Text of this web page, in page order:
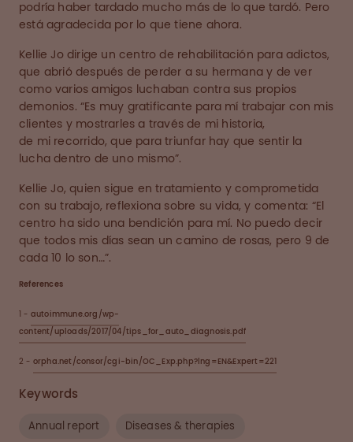
podría haber tardado mucho más de lo que tardó. Pero
está agradecida por lo que tiene ahora.
Kellie Jo dirige un centro de rehabilitación para adictos,
que abrió después de perder a su hermana y de ver
como varios amigos luchaban contra sus propios
demonios. “Es muy gratificante para mí trabajar con mis
clientes y mostrarles a través de mi historia,
de mi recorrido, que para triunfar hay que sentir la
lucha dentro de uno mismo”.
Kellie Jo, quien sigue en tratamiento y comprometida
con su trabajo, reflexiona sobre su vida, y comenta: “El
centro ha sido una bendición para mí. No puedo decir
que todos mis días sean un camino de rosas, pero 9 de
cada 10 lo son…”.
References
1 - autoimmune.org/wp-
content/uploads/2017/04/tips_for_auto_diagnosis.pdf
2 - orpha.net/consor/cgi-bin/OC_Exp.php?lng=EN&Expert=221
Keywords
Annual report Diseases & therapies